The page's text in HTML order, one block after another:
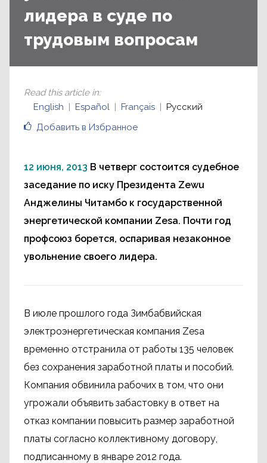
лидера в суде по
трудовым вопросам
Добавить в Избранное
Read this article in:
English
Español Français Русский
12 июня, 2013 В четверг состоится судебное
заседание по иску Президента Zewu
Анджелины Читамбо к государственной
энергетической компании Zesa. Почти год
профсоюз борется, оспаривая незаконное
увольнение своего лидера.
В июле прошлого года Зимбабвийская
электроэнергетическая компания Zesa
временно отстранила от работы 135 человек
без сохранения заработной платы и пособий.
Компания обвинила рабочих в том, что они
угрожали объявить забастовку в ответ на
отказ компании повысить размер заработной
платы согласно коллективному договору,
подписанному в январе 2012 года.